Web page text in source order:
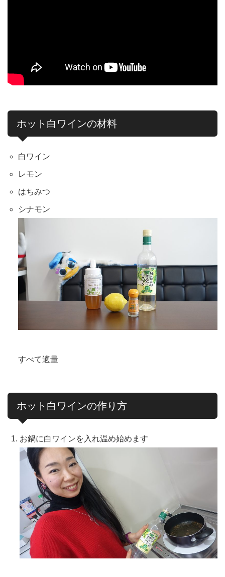
ホット白ワインの材料
白ワイン
レモン
はちみつ
シナモン
すべて適量
ホット白ワインの作り方
お鍋に白ワインを入れ温め始めます